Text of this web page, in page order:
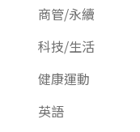
商管/永續
科技/生活
健康運動
英語